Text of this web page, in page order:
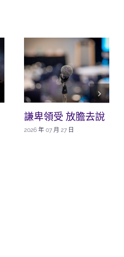
謙卑領受 放膽去說
2026 年 07 月 27 日